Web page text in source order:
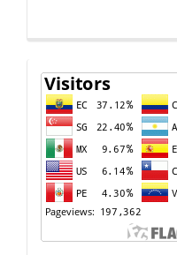
Contador
de
visitas